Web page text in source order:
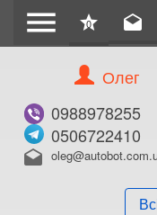
menu star
0 drafts
Олег
0988978255
0506722410
drafts